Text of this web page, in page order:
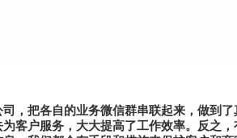
，把各自的业务微信群串联起来，做到
客户服务，大大提高了工作效率。反之